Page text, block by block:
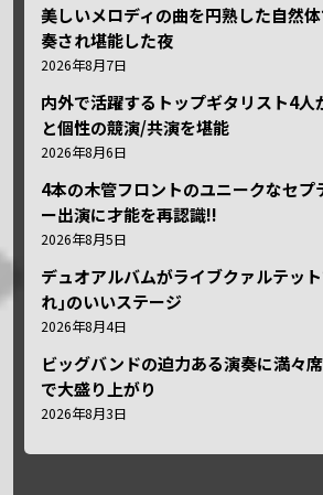
美しいメロディの曲を円熟した自然
奏され堪能した夜
2026年8月7日
内外で活躍するトップギタリスト4人
と個性の競演/共演を堪能
2026年8月6日
4本の木管フロントのユニークなセプ
ー出演に才能を再認識!!
2026年8月5日
デュオアルバムがライブクァルテッ
れ｣のいいステージ
2026年8月4日
ビッグバンドの迫力ある演奏に満々
で大盛り上がり
2026年8月3日